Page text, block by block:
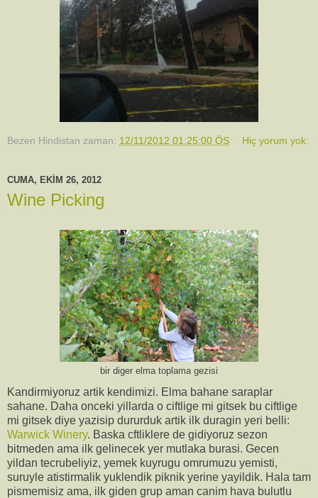
Bezen Hindistan zaman: 12/11/2012 01:25:00 ÖS Hiç yorum yok:
CUMA, EKIM 26, 2012
Wine Picking
bir diger elma toplama gezisi
Kandirmiyoruz artik kendimizi. Elma bahane saraplar
sahane. Daha onceki yillarda o ciftlige mi gitsek bu ciftlige
mi gitsek diye yazisip dururduk artik ilk duragin yeri belli:
Warwick Winery. Baska cftliklere de gidiyoruz sezon
bitmeden ama ilk gelinecek yer mutlaka burasi. Gecen
yildan tecrubeliyiz, yemek kuyrugu omrumuzu yemisti,
suruyle atistirmalik yuklendik piknik yerine yayildik. Hala tam
pismemisiz ama, ilk giden grup aman canim hava bulutlu